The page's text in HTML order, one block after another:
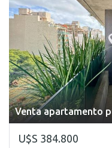
Venta apartamento
U$S 384.800